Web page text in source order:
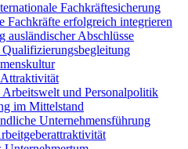
Fachkräftesicherung
Fachkräfte erfolgreich integrieren
ausländischer Abschlüsse
Qualifizierungsbegleitung
und Personalpolitik
im Mittelstand
Unternehmensführung